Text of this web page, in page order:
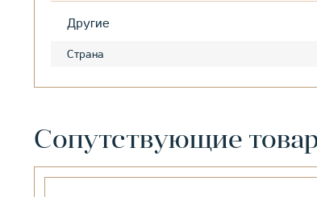
Другие
Страна
Сопутствующие